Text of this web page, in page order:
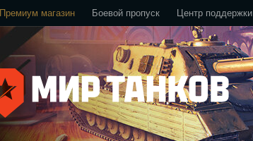
Премиум магазин Боевой пропуск Центр поддержки